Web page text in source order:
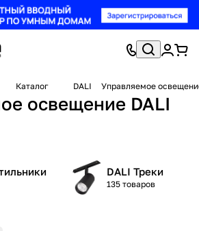
Каталог DALI Управляемое
освещение DALI
DALI Треки
135 товаров